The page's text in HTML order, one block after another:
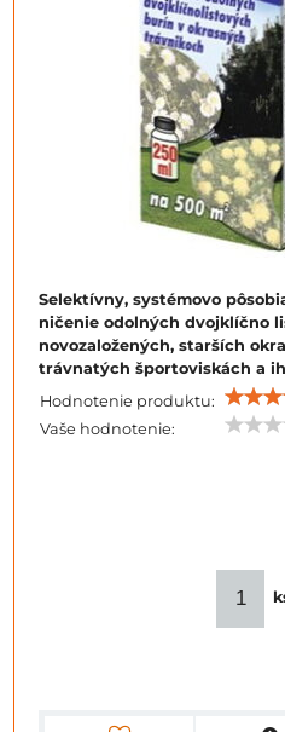
Selektívny, systémovo
ničenie odolných dvojklíčno
novozaložených, starších
trávnatých športoviskách a
Hodnotenie produktu:
Vaše hodnotenie: